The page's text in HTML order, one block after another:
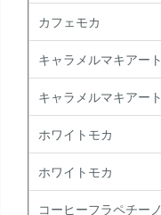
カフェモカ
キャラメルマキアート
キャラメルマキアート
ホワイトモカ
ホワイトモカ
コーヒーフラペチーノ